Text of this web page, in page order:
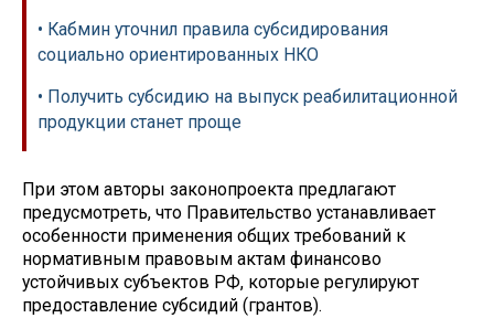
• Кабмин уточнил правила субсидирования
социально ориентированных НКО
• Получить субсидию на выпуск реабилитационной
продукции станет проще
При этом авторы законопроекта предлагают
предусмотреть, что Правительство устанавливает
особенности применения общих требований к
нормативным правовым актам финансово
устойчивых субъектов РФ, которые регулируют
предоставление субсидий (грантов).